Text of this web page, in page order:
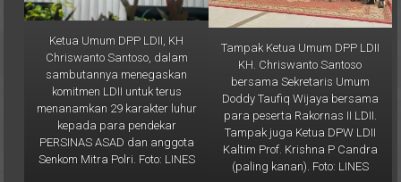
Ketua Umum DPP LDII, KH
Chriswanto Santoso, dalam
sambutannya menegaskan
komitmen LDII untuk terus
menanamkan 29 karakter luhur
kepada para pendekar
PERSINAS ASAD dan anggota
Senkom Mitra Polri. Foto: LINES
Tampak Ketua Umum DPP LDII
KH. Chriswanto Santoso
bersama Sekretaris Umum
Doddy Taufiq Wijaya bersama
para peserta Rakornas II LDII.
Tampak juga Ketua DPW LDII
Kaltim Prof. Krishna P Candra
(paling kanan). Foto: LINES